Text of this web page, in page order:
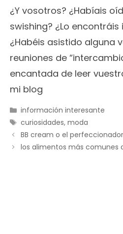
¿Y vosotros? ¿Habíais
swishing? ¿Lo
¿Habéis asistido alguna
reuniones de
encantada de leer
mi blog
Categorías
información interesante
Etiquetas
curiosidades,moda
BB cream o el
los alimentos más comunes